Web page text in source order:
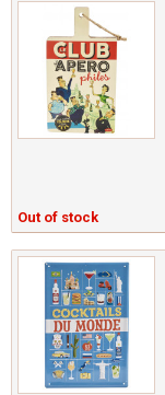
Out of stock